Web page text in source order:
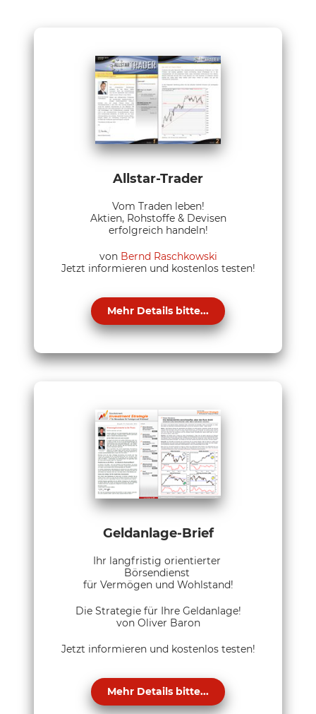
Allstar-Trader
Vom Traden leben!
Aktien, Rohstoffe & Devisen
erfolgreich handeln!
von Bernd Raschkowski
Jetzt informieren und kostenlos testen!
Mehr Details bitte...
Geldanlage-Brief
Ihr langfristig orientierter
Börsendienst
für Vermögen und Wohlstand!
Die Strategie für Ihre Geldanlage!
von Oliver Baron
Jetzt informieren und kostenlos testen!
Mehr Details bitte...